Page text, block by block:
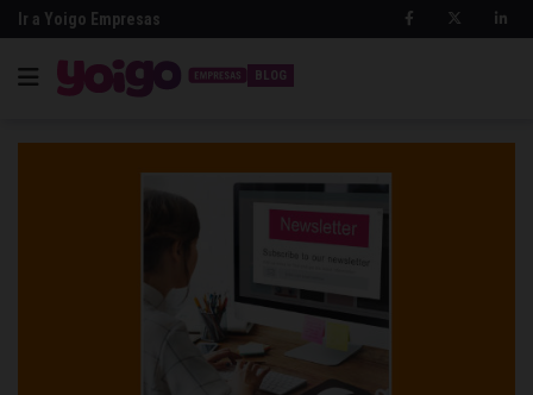
Ir a Yoigo Empresas
BLOG